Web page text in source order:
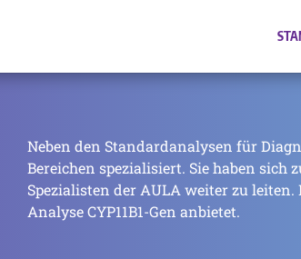
Neben den Standardanalysen für
Bereichen spezialisiert. Sie haben sich
Spezialisten der AULA weiter zu
Analyse CYP11B1-Gen anbietet.